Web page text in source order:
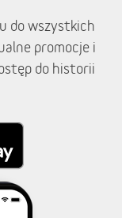
do wszystkich
promocje i
do historii